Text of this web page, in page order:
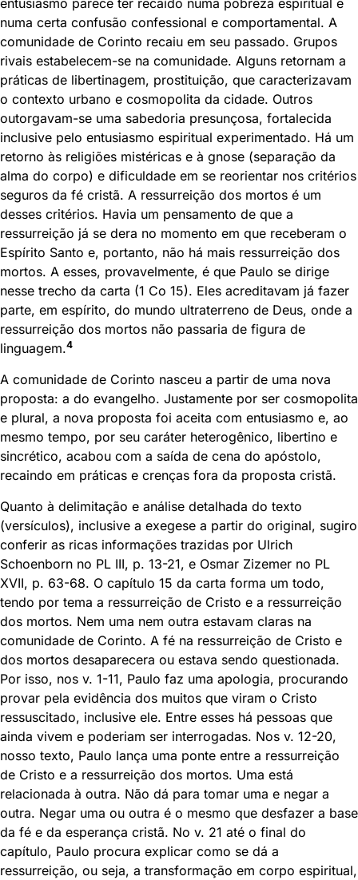
numa certa confusão confessional e comportamental. A
comunidade de Corinto recaiu em seu passado. Grupos
rivais estabelecem-se na comunidade. Alguns retornam a
práticas de libertinagem, prostituição, que caracterizavam
o contexto urbano e cosmopolita da cidade. Outros
outorgavam-se uma sabedoria presunçosa, fortalecida
inclusive pelo entusiasmo espiritual experimentado. Há um
retorno às religiões mistéricas e à gnose (separação da
alma do corpo) e dificuldade em se reorientar nos critérios
seguros da fé cristã. A ressurreição dos mortos é um
desses critérios. Havia um pensamento de que a
ressurreição já se dera no momento em que receberam o
Espírito Santo e, portanto, não há mais ressurreição dos
mortos. A esses, provavelmente, é que Paulo se dirige
nesse trecho da carta (1 Co 15). Eles acreditavam já fazer
parte, em espírito, do mundo ultraterreno de Deus, onde a
ressurreição dos mortos não passaria de figura de
linguagem.4
A comunidade de Corinto nasceu a partir de uma nova
proposta: a do evangelho. Justamente por ser cosmopolita
e plural, a nova proposta foi aceita com entusiasmo e, ao
mesmo tempo, por seu caráter heterogênico, libertino e
sincrético, acabou com a saída de cena do apóstolo,
recaindo em práticas e crenças fora da proposta cristã.
Quanto à delimitação e análise detalhada do texto
(versículos), inclusive a exegese a partir do original, sugiro
conferir as ricas informações trazidas por Ulrich
Schoenborn no PL III, p. 13-21, e Osmar Zizemer no PL
XVII, p. 63-68. O capítulo 15 da carta forma um todo,
tendo por tema a ressurreição de Cristo e a ressurreição
dos mortos. Nem uma nem outra estavam claras na
comunidade de Corinto. A fé na ressurreição de Cristo e
dos mortos desaparecera ou estava sendo questionada.
Por isso, nos v. 1-11, Paulo faz uma apologia, procurando
provar pela evidência dos muitos que viram o Cristo
ressuscitado, inclusive ele. Entre esses há pessoas que
ainda vivem e poderiam ser interrogadas. Nos v. 12-20,
nosso texto, Paulo lança uma ponte entre a ressurreição
de Cristo e a ressurreição dos mortos. Uma está
relacionada à outra. Não dá para tomar uma e negar a
outra. Negar uma ou outra é o mesmo que desfazer a base
da fé e da esperança cristã. No v. 21 até o final do
capítulo, Paulo procura explicar como se dá a
ressurreição, ou seja, a transformação em corpo espiritual,